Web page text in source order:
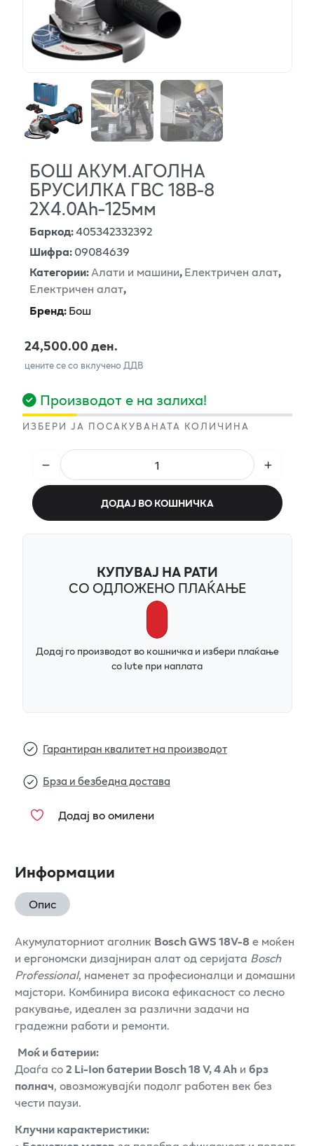
БОШ АКУМ.АГОЛНА
БРУСИЛКА ГВС 18В-8
2Х4.0Аh-125мм
Баркод:405342332392
Шифра:09084639
Категории:Алати и машини,Електричен алат,
Електричен алат,
Бренд:Бош
24,500.00 ден.
цените се со вклучено ДДВ
Производот е на залиха!
ИЗБЕРИ ЈА ПОСАКУВАНАТА КОЛИЧИНА
ДОДАЈ ВО КОШНИЧКА
КУПУВАЈ НА РАТИ
СО ОДЛОЖЕНО ПЛАЌАЊЕ
Додај го производот во кошничка и избери плаќање
со Iute при наплата
Гарантиран квалитет на производот
Брза и безбедна достава
Додај во омилени
Информации
Опис
Акумулаторниот аголник Bosch GWS 18V-8е моќен
и ергономски дизајниран алат од серијата Bosch
Professional, наменет за професионалци и домашни
мајстори. Комбинира висока ефикасност со лесно
ракување, идеален за различни задачи на
градежни работи и ремонти.
Моќ и батерии:
Доаѓа со2 Li-Ion батерии Bosch 18 V, 4 Ah и брз
полнач, овозможувајќи подолг работен век без
чести паузи.
Клучни карактеристики: